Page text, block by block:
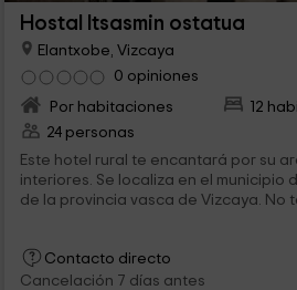
Hostal Itsasmin ostatua
Elantxobe, Vizcaya
0 opiniones
Por habitaciones
12
24 personas
Este hotel rural te encantará por su
interiores. Se localiza en el municipio
de la provincia vasca de Vizcaya. No
Contacto directo
Cancelación 7 días antes